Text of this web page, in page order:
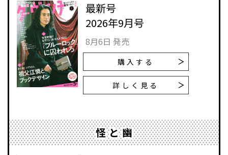
最新号
2026年9月号
8月6日 発売
購入する
詳しく見る
怪と幽